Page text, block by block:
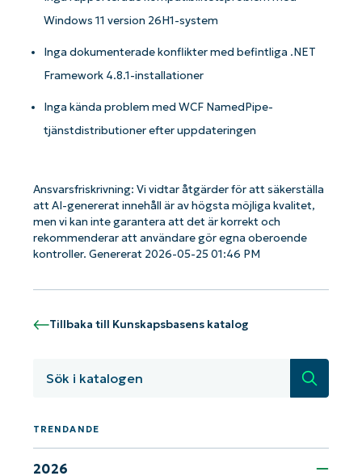
Windows 11 version 26H1-system
Inga dokumenterade konflikter med befintliga .NET
Framework 4.8.1-installationer
Inga kända problem med WCF NamedPipe-
tjänstdistributioner efter uppdateringen
Ansvarsfriskrivning: Vi vidtar åtgärder för att säkerställa
att AI-genererat innehåll är av högsta möjliga kvalitet,
men vi kan inte garantera att det är korrekt och
rekommenderar att användare gör egna oberoende
kontroller. Genererat 2026-05-25 01:46 PM
Tillbaka till Kunskapsbasens katalog
Sök
TRENDANDE
2026
First
name*
Business
email*
Phone
number*
Company
name*